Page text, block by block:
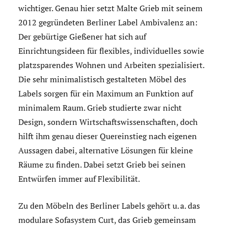
wichtiger. Genau hier setzt Malte Grieb mit seinem
2012 gegründeten Berliner Label Ambivalenz an:
Der gebürtige Gießener hat sich auf
Einrichtungsideen für flexibles, individuelles sowie
platzsparendes Wohnen und Arbeiten spezialisiert.
Die sehr minimalistisch gestalteten Möbel des
Labels sorgen für ein Maximum an Funktion auf
minimalem Raum. Grieb studierte zwar nicht
Design, sondern Wirtschaftswissenschaften, doch
hilft ihm genau dieser Quereinstieg nach eigenen
Aussagen dabei, alternative Lösungen für kleine
Räume zu finden. Dabei setzt Grieb bei seinen
Entwürfen immer auf Flexibilität.
Zu den Möbeln des Berliner Labels gehört u. a. das
modulare Sofasystem Curt, das Grieb gemeinsam